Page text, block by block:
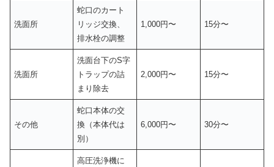
洗面所
蛇口のカート
リッジ交換、
排水栓の調整
1,000円〜 15分〜
洗面所
洗面台下のS字
トラップの詰
まり除去
2,000円〜 15分〜
その他
蛇口本体の交
換（本体代は
別）
6,000円〜 30分〜
高圧洗浄機に